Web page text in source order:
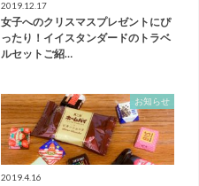
2019.12.17
女子へのクリスマスプレゼントにぴ
ったり！イイスタンダードのトラベ
ルセットご紹…
お知らせ
2019.4.16